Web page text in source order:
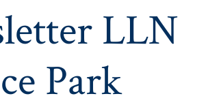
LLN
Park